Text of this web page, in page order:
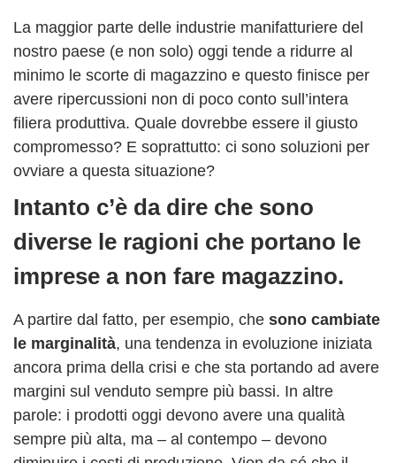
La maggior parte delle industrie manifatturiere del
nostro paese (e non solo) oggi tende a ridurre al
minimo le scorte di magazzino e questo finisce per
avere ripercussioni non di poco conto sull’intera
filiera produttiva. Quale dovrebbe essere il giusto
compromesso? E soprattutto: ci sono soluzioni per
ovviare a questa situazione?
Intanto c’è da dire che sono
diverse le ragioni che portano le
imprese a non fare magazzino.
A partire dal fatto, per esempio, che sono cambiate
le marginalità, una tendenza in evoluzione iniziata
ancora prima della crisi e che sta portando ad avere
margini sul venduto sempre più bassi. In altre
parole: i prodotti oggi devono avere una qualità
sempre più alta, ma – al contempo – devono